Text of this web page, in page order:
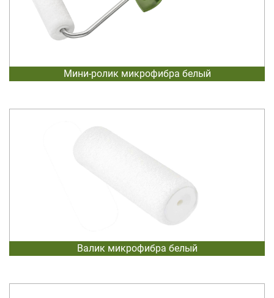
Мини-ролик микрофибра белый
Валик микрофибра белый